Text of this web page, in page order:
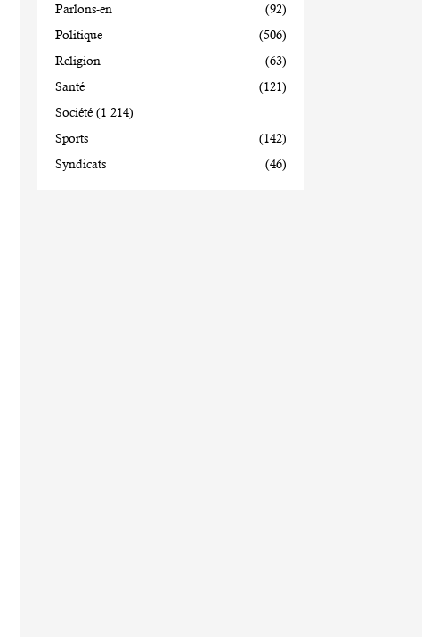
Parlons-en
(92)
Politique
(506)
Religion
(63)
Santé
(121)
Société (1 214)
Sports
(142)
Syndicats
(46)